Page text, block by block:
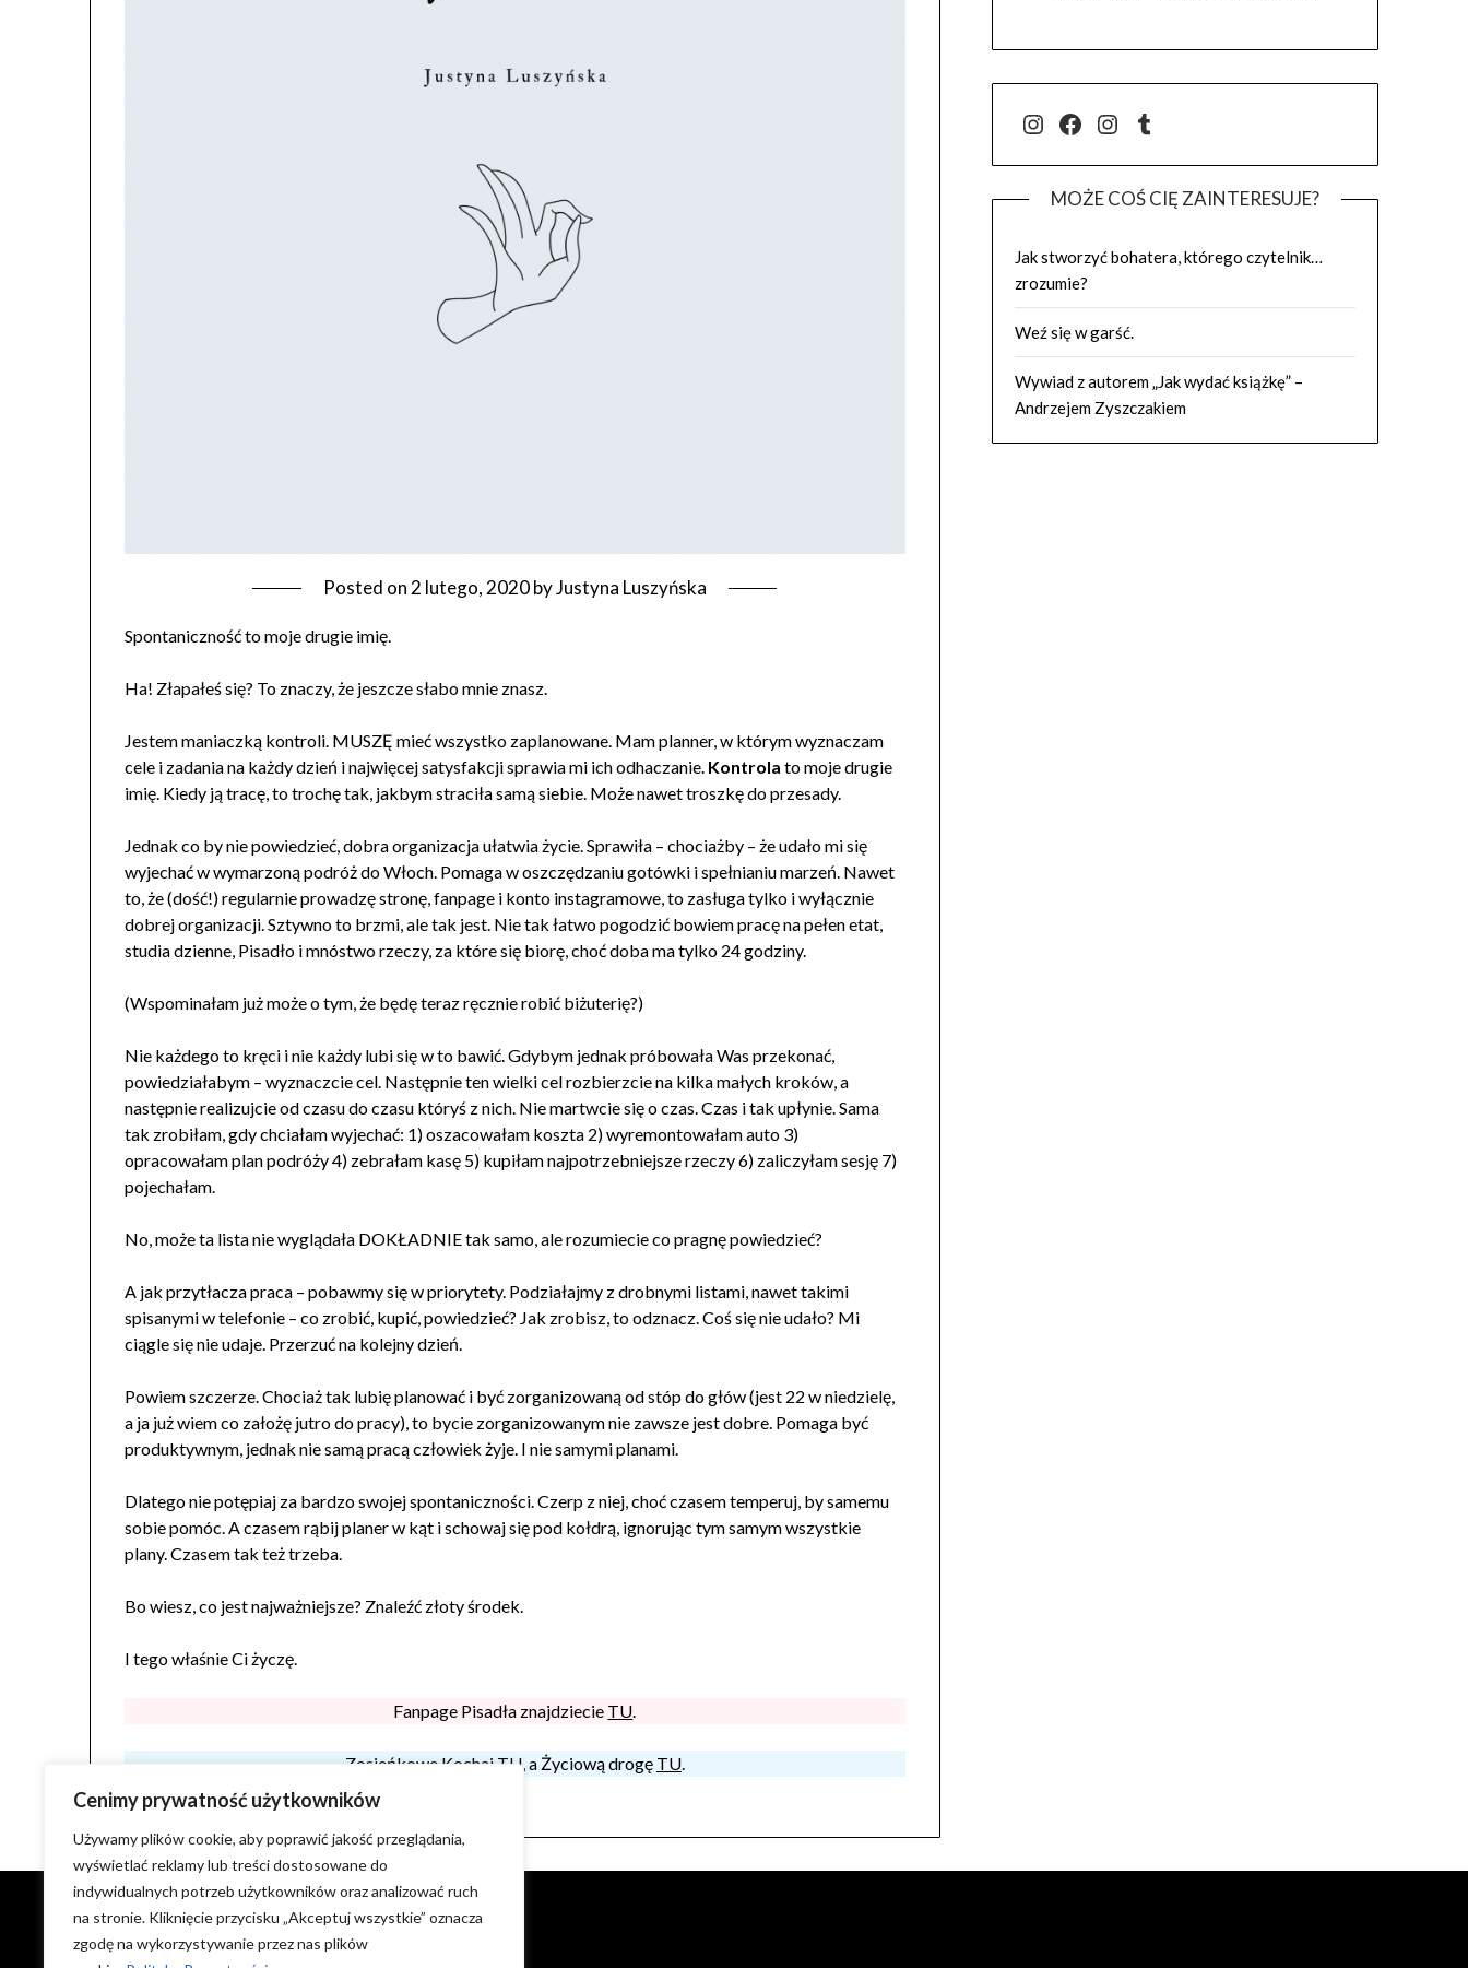
Cenimy prywatność użytkowników
Używamy plików cookie, aby poprawić jakość przeglądania,
wyświetlać reklamy lub treści dostosowane do
indywidualnych potrzeb użytkowników oraz analizować ruch
na stronie. Kliknięcie przycisku „Akceptuj wszystkie” oznacza
zgodę na wykorzystywanie przez nas plików
Posted on 2 lutego, 2020byJustyna Luszyńska
Spontaniczność to moje drugie imię.
Ha! Złapałeś się? To znaczy, że jeszcze słabo mnie znasz.
Jestem maniaczką kontroli. MUSZĘ mieć wszystko zaplanowane. Mam planner, w którym wyznaczam
cele i zadania na każdy dzień i najwięcej satysfakcji sprawia mi ich odhaczanie. Kontrola to moje drugie
imię. Kiedy ją tracę, to trochę tak, jakbym straciła samą siebie. Może nawet troszkę do przesady.
Jednak co by nie powiedzieć, dobra organizacja ułatwia życie. Sprawiła – chociażby – że udało mi się
wyjechać w wymarzoną podróż do Włoch. Pomaga w oszczędzaniu gotówki i spełnianiu marzeń. Nawet
to, że (dość!) regularnie prowadzę stronę, fanpage i konto instagramowe, to zasługa tylko i wyłącznie
dobrej organizacji. Sztywno to brzmi, ale tak jest. Nie tak łatwo pogodzić bowiem pracę na pełen etat,
studia dzienne, Pisadło i mnóstwo rzeczy, za które się biorę, choć doba ma tylko 24 godziny.
(Wspominałam już może o tym, że będę teraz ręcznie robić biżuterię?)
Nie każdego to kręci i nie każdy lubi się w to bawić. Gdybym jednak próbowała Was przekonać,
powiedziałabym – wyznaczcie cel. Następnie ten wielki cel rozbierzcie na kilka małych kroków, a
następnie realizujcie od czasu do czasu któryś z nich. Nie martwcie się o czas. Czas i tak upłynie. Sama
tak zrobiłam, gdy chciałam wyjechać: 1) oszacowałam koszta 2) wyremontowałam auto 3)
opracowałam plan podróży 4) zebrałam kasę 5) kupiłam najpotrzebniejsze rzeczy 6) zaliczyłam sesję 7)
pojechałam.
No, może ta lista nie wyglądała DOKŁADNIE tak samo, ale rozumiecie co pragnę powiedzieć?
A jak przytłacza praca – pobawmy się w priorytety. Podziałajmy z drobnymi listami, nawet takimi
spisanymi w telefonie – co zrobić, kupić, powiedzieć? Jak zrobisz, to odznacz. Coś się nie udało? Mi
ciągle się nie udaje. Przerzuć na kolejny dzień.
Powiem szczerze. Chociaż tak lubię planować i być zorganizowaną od stóp do głów (jest 22 w niedzielę,
a ja już wiem co założę jutro do pracy), to bycie zorganizowanym nie zawsze jest dobre. Pomaga być
produktywnym, jednak nie samą pracą człowiek żyje. I nie samymi planami.
Dlatego nie potępiaj za bardzo swojej spontaniczności. Czerp z niej, choć czasem temperuj, by samemu
sobie pomóc. A czasem rąbij planer w kąt i schowaj się pod kołdrą, ignorując tym samym wszystkie
plany. Czasem tak też trzeba.
Bo wiesz, co jest najważniejsze? Znaleźć złoty środek.
I tego właśnie Ci życzę.
Fanpage Pisadła znajdziecie TU
Zosieńkowe KochajTU, a Życiową drogę TU.
@j.luszynska
Facebook
@pisadlo_luszynska
Tumblr
MOŻE COŚ CIĘ ZAINTERESUJE?
Jak stworzyć bohatera, którego czytelnik…
zrozumie?
Weź się w garść.
Wywiad z autorem „Jak wydać książkę” –
Andrzejem Zyszczakiem
NIE WYRAŻAM ZGODY NA KOPIOWANIE ZDJĘĆ I
TREŚCI ORAZ WYKORZYSTYWANIE ICH NA INNYCH